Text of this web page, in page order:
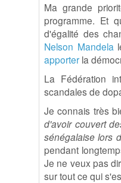
Ma grande
programme. Et
d'égalité des
Nelson Mandela
apporter la
La Fédération
scandales de
Je connais très
d'avoir couvert
sénégalaise lors
pendant
Je ne veux pas
sur tout ce qui